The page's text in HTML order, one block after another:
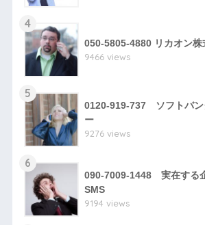
4
050-5805-4880 リカオン株
9466 views
5
0120-919-737 ソフトバン
ー
9276 views
6
090-7009-1448 実在する
SMS
9194 views